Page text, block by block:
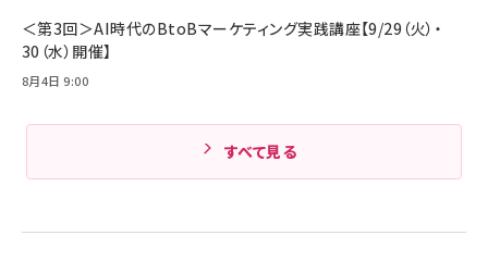
＜第3回＞AI時代のBtoBマーケティング実践講座【9/29（火）・
30（水）開催】
8月4日 9:00
すべて見る